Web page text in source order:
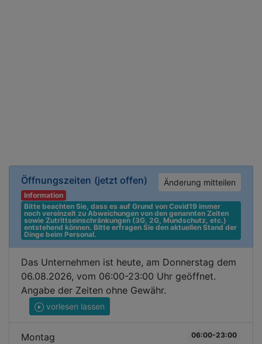
Öffnungszeiten (jetzt offen) Änderung mitteilen
Information
Bitte beachten Sie, dass es auf Grund von Covid19 immer
noch vereinzelt zu Abweichungen von den genannten Zeiten
sowie Zutrittseinschränkungen (3G, 2G, Mundschutz, etc.)
entstehend können. Bitte erfragen Sie den aktuellen Stand der
Dinge beim Personal.
Das Unternehmen ist heute, am Donnerstag dem
06.08.2026, vom 06:00-23:00 Uhr geöffnet.
Angabe der Zeiten ohne Gewähr.
vorlesen lassen
Montag 06:00-23:00